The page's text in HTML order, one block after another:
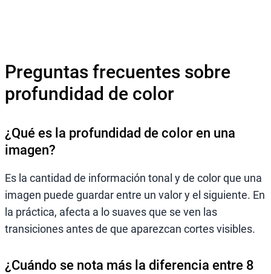
Preguntas frecuentes sobre
profundidad de color
¿Qué es la profundidad de color en una
imagen?
Es la cantidad de información tonal y de color que una
imagen puede guardar entre un valor y el siguiente. En
la práctica, afecta a lo suaves que se ven las
transiciones antes de que aparezcan cortes visibles.
¿Cuándo se nota más la diferencia entre 8